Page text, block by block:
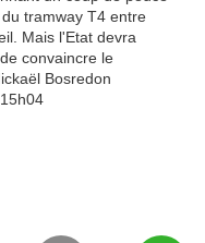
tramway T4 entre
Mais l'Etat devra
convaincre le
Bosredon